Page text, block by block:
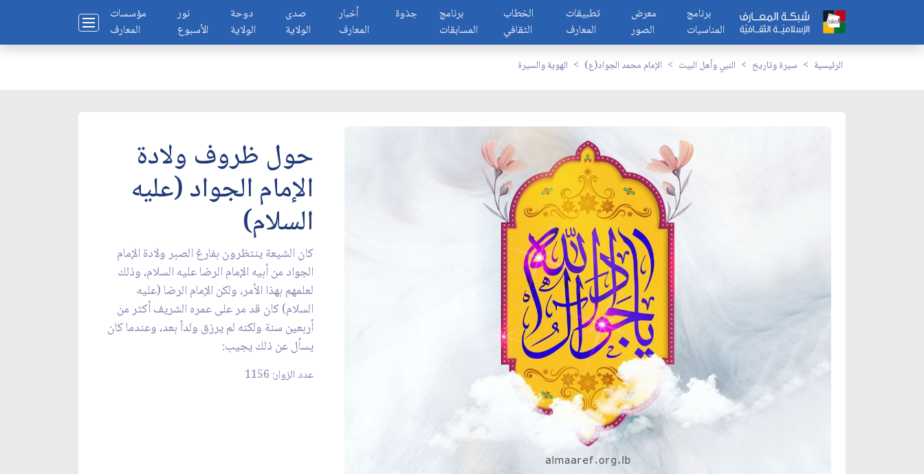
مؤسسات
المعارف
نور
الأسبوع
دوحة
الولاية
صدى
الولاية
أخبار
المعارف
جذوة
برنامج
المسابقات
الخطاب
الثقافي
تطبيقات
المعارف
معرض
الصور
برنامج
المناسبات
الرئيسية سيرة وتاريخ النبي وأهل البيت الإمام محمد الجواد(ع) الهوية والسيرة
حول ظروف ولادة
الإمام الجواد (عليه
السلام)
كان الشيعة ينتظرون بفارغ الصبر ولادة الإمام
الجواد من أبيه الإمام الرضا عليه السلام، وذلك
لعلمهم بهذا الأمر، ولكن الإمام الرضا (عليه
السلام) كان قد مر على عمره الشريف أكثر من
أربعين سنة ولكنه لم يرزق ولداً بعد، وعندما كان
يسأل عن ذلك يجيب:
عدد الزوار: 1156